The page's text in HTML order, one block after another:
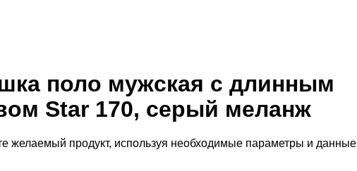
поло мужская с длинным
Star 170, серый меланж
желаемый продукт, используя необходимые параметры и данные